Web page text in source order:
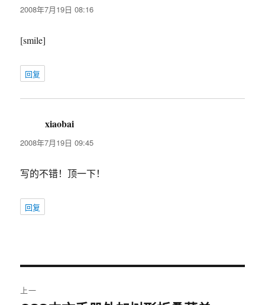
道：
2008年7月19日 08:16
[smile]
回复
xiaobai
道：
2008年7月19日 09:45
写的不错！顶一下！
回复
上一